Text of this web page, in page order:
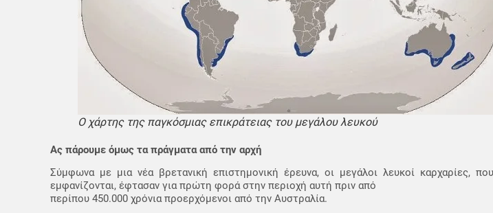
Ο χάρτης της παγκόσμιας επικράτειας του μεγάλου λευκού
Ας πάρουμε όμως τα πράγματα από την αρχή
Σύμφωνα με μια νέα βρετανική επιστημονική έρευνα, οι μεγάλοι λευκοί καρχαρίες,
εμφανίζονται, έφτασαν για πρώτη φορά στην περιοχή αυτή πριν από
περίπου 450.000 χρόνια προερχόμενοι από την Αυστραλία.